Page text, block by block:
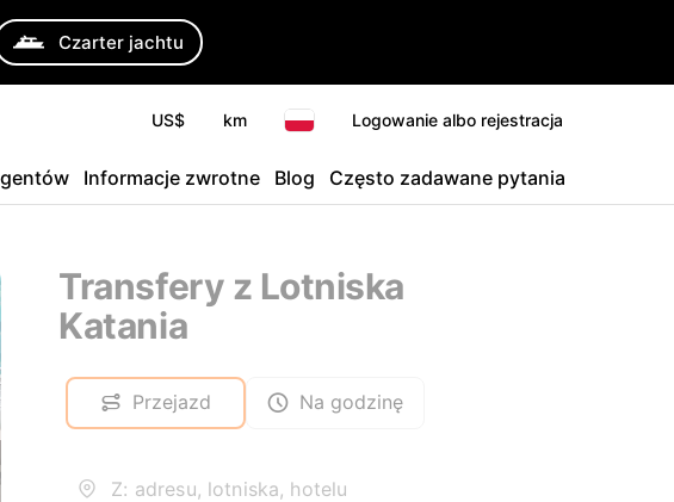
Czarter jachtu
US$ km Logowanie albo rejestracja
Informacje zwrotne Blog Często zadawane pytania
Transfery z Lotniska
Katania
Przejazd Na godzinę
Z: adresu, lotniska, hotelu